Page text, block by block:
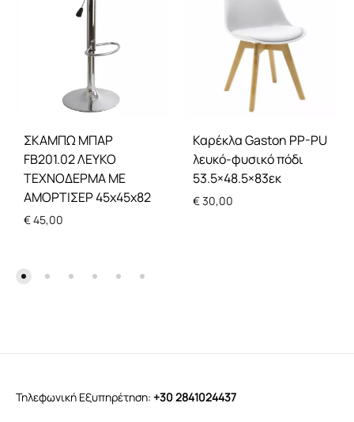
ΣΚΑΜΠΩ ΜΠΑΡ
FB201.02 ΛΕΥΚΟ
ΤΕΧΝΟΔΕΡΜΑ ΜΕ
ΑΜΟΡΤΙΣΕΡ 45χ45χ82
€45,00
Καρέκλα Gaston PP-PU
λευκό-φυσικό πόδι
53.5×48.5×83εκ
€30,00
Τηλεφωνική Εξυπηρέτηση: +30 2841024437